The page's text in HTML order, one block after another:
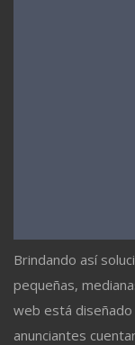
Brindando así
pequeñas,
web está
anunciantes